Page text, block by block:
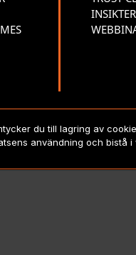
INSIKTER
Copyright
du till lagring av
användning och bistå i